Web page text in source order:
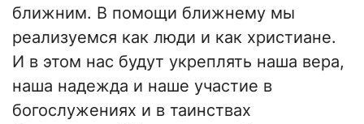
ближним. В помощи ближнему мы
реализуемся как люди и как христиане.
И в этом нас будут укреплять наша вера,
наша надежда и наше участие в
богослужениях и в таинствах